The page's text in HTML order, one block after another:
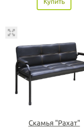
Скамья "Рахат"